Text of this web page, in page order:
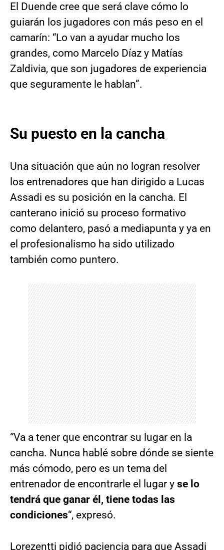
El Duende cree que será clave cómo lo
guiarán los jugadores con más peso en el
camarín: “Lo van a ayudar mucho los
grandes, como Marcelo Díaz y Matías
Zaldivia, que son jugadores de experiencia
que seguramente le hablan”.
Su puesto en la cancha
Una situación que aún no logran resolver
los entrenadores que han dirigido a Lucas
Assadi es su posición en la cancha. El
canterano inició su proceso formativo
como delantero, pasó a mediapunta y ya en
el profesionalismo ha sido utilizado
también como puntero.
“Va a tener que encontrar su lugar en la
cancha. Nunca hablé sobre dónde se siente
más cómodo, pero es un tema del
entrenador de encontrarle el lugar y se lo
tendrá que ganar él, tiene todas las
condiciones“, expresó.
Lorezentti pidió paciencia para que Assadi